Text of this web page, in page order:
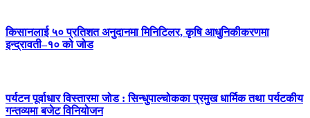
किसानलाई ५० प्रतिशत अनुदानमा मिनिटिलर, कृषि आधुनिकीकरणमा
इन्द्रावती–१० को जोड
पर्यटन पूर्वाधार विस्तारमा जोड : सिन्धुपाल्चोकका प्रमुख धार्मिक तथा पर्यटकीय
गन्तव्यमा बजेट विनियोजन